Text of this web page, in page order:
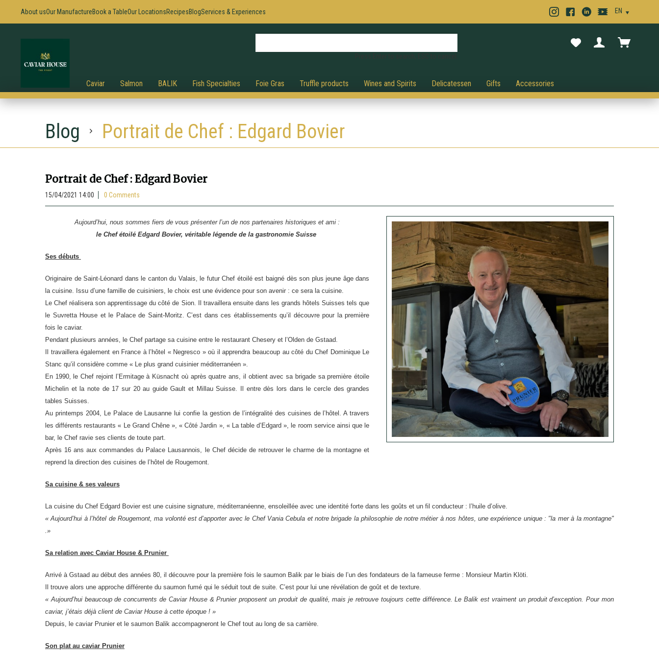
About usOur ManufactureBook a TableOur LocationsRecipesBlogServices & Experiences
Caviar Salmon BALIK Fish Specialties Foie Gras Truffle products Wines and Spirits Delicatessen Gifts Accessories
Blog Portrait de Chef : Edgard Bovier
Portrait de Chef : Edgard Bovier
15/04/2021 14:00 0 Comments
Aujourd’hui, nous sommes fiers de vous présenter l’un de nos partenaires historiques et ami :
le Chef étoilé Edgard Bovier, véritable légende de la gastronomie Suisse
Ses débuts
Originaire de Saint-Léonard dans le canton du Valais, le futur Chef étoilé est baigné dès son plus jeune âge dans
la cuisine. Issu d’une famille de cuisiniers, le choix est une évidence pour son avenir : ce sera la cuisine.
Le Chef réalisera son apprentissage du côté de Sion. Il travaillera ensuite dans les grands hôtels Suisses tels que
le Suvretta House et le Palace de Saint-Moritz. C’est dans ces établissements qu’il découvre pour la première
fois le caviar.
Pendant plusieurs années, le Chef partage sa cuisine entre le restaurant Chesery et l’Olden de Gstaad.
Il travaillera également en France à l’hôtel « Negresco » où il apprendra beaucoup au côté du Chef Dominique Le
Stanc qu’il considère comme « Le plus grand cuisinier méditerranéen ».
En 1990, le Chef rejoint l’Ermitage à Küsnacht où après quatre ans, il obtient avec sa brigade sa première étoile
Michelin et la note de 17 sur 20 au guide Gault et Millau Suisse.
Il entre dès lors dans le cercle des grandes
tables Suisses.
Au printemps 2004, Le Palace de Lausanne lui confie la gestion de l’intégralité des cuisines de l’hôtel. A travers
les différents restaurants « Le Grand Chêne », « Côté Jardin », « La table d’Edgard », le room service ainsi que le
bar, le Chef ravie ses clients de toute part.
Après 16 ans aux commandes du Palace Lausannois, le Chef décide de retrouver le charme de la montagne et
reprend la direction des cuisines de l’hôtel de Rougemont.
Sa cuisine & ses valeurs
La cuisine du Chef Edgard Bovier est une cuisine signature, méditerranéenne, ensoleillée avec une identité forte dans les goûts et un fil conducteur : l’huile d’olive.
« Aujourd’hui à l’hôtel de Rougemont, ma volonté est d’apporter avec le Chef Vania Cebula et notre brigade la philosophie de notre métier à nos hôtes, une expérience unique : "la mer à la montagne"
.»
Sa relation avec Caviar House & Prunier
Arrivé à Gstaad au début des années 80, il découvre pour la première fois le saumon Balik par le biais de l’un des fondateurs de la fameuse ferme : Monsieur Martin Klöti.
Il trouve alors une approche différente du saumon fumé qui le séduit tout de suite. C’est pour lui une révélation de goût et de texture.
« Aujourd’hui beaucoup de concurrents de Caviar House & Prunier proposent un produit de qualité, mais je retrouve toujours cette différence. Le Balik est vraiment un produit d’exception.Pour mon
caviar, j’étais déjà client de Caviar House à cette époque ! »
Depuis, le caviar Prunier et le saumon Balik accompagneront le Chef tout au long de sa carrière.
Son plat au caviar Prunier